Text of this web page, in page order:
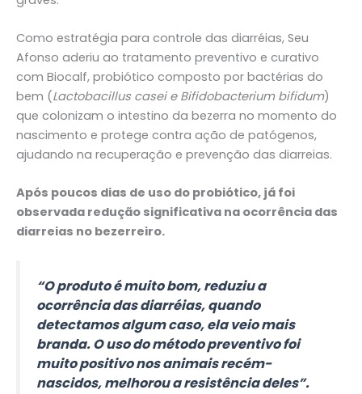
Como estratégia para controle das diarréias, Seu
Afonso aderiu ao tratamento preventivo e curativo
com Biocalf, probiótico composto por bactérias do
bem (Lactobacillus casei e Bifidobacterium bifidum)
que colonizam o intestino da bezerra no momento do
nascimento e protege contra ação de patógenos,
ajudando na recuperação e prevenção das diarreias.
Após poucos dias de uso do probiótico, já foi
observada redução significativa na ocorrência das
diarreias no bezerreiro.
“O produto é muito bom, reduziu a
ocorrência das diarréias, quando
detectamos algum caso, ela veio mais
branda. O uso do método preventivo foi
muito positivo nos animais recém-
nascidos, melhorou a resistência deles”.